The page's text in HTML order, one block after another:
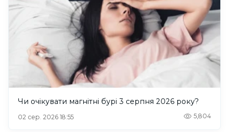
Чи очікувати магнітні бурі 3 серпня 2026 року?
02 сер. 2026 18:55 5,804